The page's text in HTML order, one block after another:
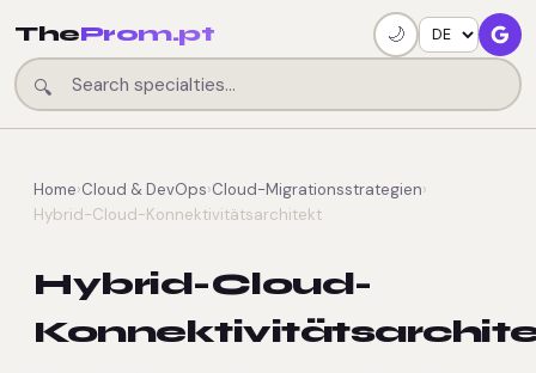
TheProm.pt
🔍
🌙
Home›Cloud & DevOps›Cloud-Migrationsstrategien›
Hybrid-Cloud-Konnektivitätsarchitekt
Hybrid-Cloud-